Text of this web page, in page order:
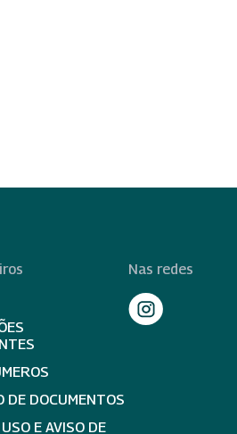
DE DOCUMENTOS
E AVISO DE
Nas redes